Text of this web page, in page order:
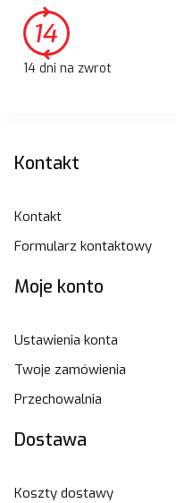
14 dni na zwrot
Linki w stopce
Kontakt
Kontakt
Formularz kontaktowy
Moje konto
Ustawienia konta
Twoje zamówienia
Przechowalnia
Dostawa
Koszty dostawy